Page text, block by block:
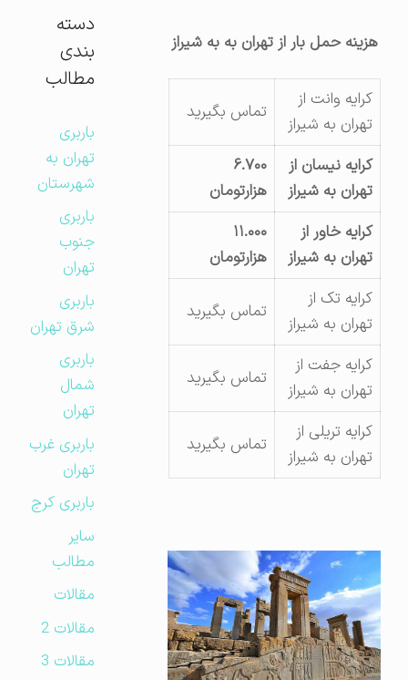
هزینه حمل بار از تهران به به شیراز
کرایه وانت از
تهران به شیراز
تماس بگیرید
کرایه نیسان از
تهران به شیراز
۶.۷۰۰
هزارتومان
کرایه خاور از
تهران به شیراز
۱۱.۰۰۰
هزارتومان
کرایه تک از
تهران به شیراز
تماس بگیرید
کرایه جفت از
تهران به شیراز
تماس بگیرید
کرایه تریلی از
تهران به شیراز
تماس بگیرید
دسته
بندی
مطالب
باربری
تهران به
شهرستان
باربری
جنوب
تهران
باربری
شرق تهران
باربری
شمال
تهران
باربری غرب
تهران
باربری کرج
مطالب
مقالات
مقالات 2
مقالات 3